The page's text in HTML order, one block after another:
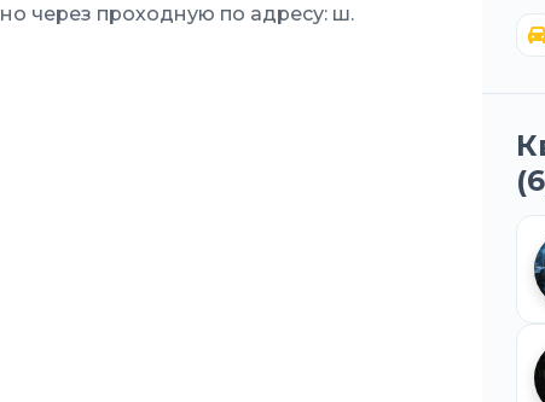
через проходную по адресу: ш.
(6